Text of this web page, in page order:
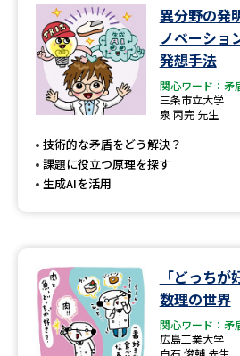
過去問題集
大学・短大以外の資料から請求
専門学校の資料請求 大学
留学・進学関連、塾・予備校
大学入学共通テスト「受験上の
高等学校（情報）教員資格認定
異分野の発
ノベーショ
発想手法
関心ワード：矛
三条市立大学
泉 丙完 先生
技術的な矛盾をどう解決？
課題に役立つ原理を探す
生成AIを活用
「どっち
数理の世界
関心ワード：矛
広島工業大学
白石 俊輔 先生